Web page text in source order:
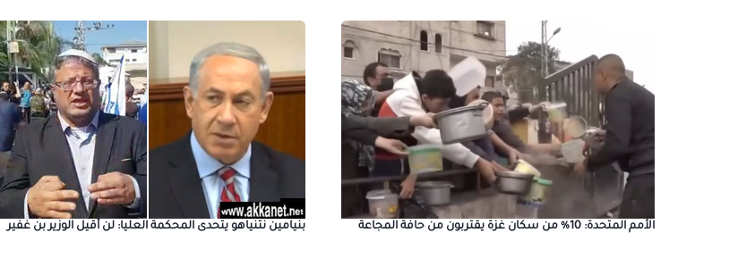
الأمم المتحدة: 10% من سكان غزة يقتربون من حافة المجاعة بنيامين نتنياهو يتحدى المحكمة العليا: لن أقيل الوزير بن غفير